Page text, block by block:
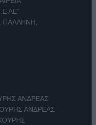
ΑΕ"
ΠΑΛΛΗΝΗ,
ΑΝΔΡΕΑΣ
ΑΝΔΡΕΑΣ